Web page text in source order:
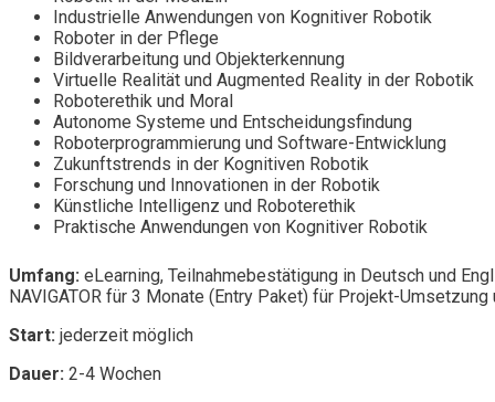
Industrielle Anwendungen von Kognitiver Robotik
Roboter in der Pflege
Bildverarbeitung und Objekterkennung
Virtuelle Realität und Augmented Reality in der Robotik
Roboterethik und Moral
Autonome Systeme und Entscheidungsfindung
Roboterprogrammierung und Software-Entwicklung
Zukunftstrends in der Kognitiven Robotik
Forschung und Innovationen in der Robotik
Künstliche Intelligenz und Roboterethik
Praktische Anwendungen von Kognitiver Robotik
Umfang: eLearning, Teilnahmebestätigung in Deutsch und
NAVIGATOR für 3 Monate (Entry Paket) für Projekt-
Start: jederzeit möglich
Dauer: 2-4 Wochen